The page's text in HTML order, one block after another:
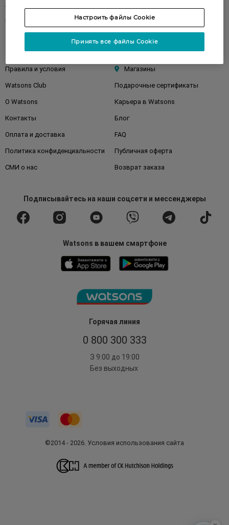
Горячая линия
0 800 300 333
З 9:00 до 19:00
Без выходных
Аксессуары
Клиентам
Правила и условия Магазины
Watsons Club Подарочные сертификаты
О Watsons Карьера в Watsons
Контакты Блог
Оплата и доставка FAQ
Политика конфиденциальности Публичная оферта
СМИ о нас Возврат заказа
Подписывайтесьна наши соцсети и мессенджеры
Watsons в вашем смартфоне
©2014 - 2026. Условия использования сайта
Настроить файлы Cookie
Принять все файлы Cookie